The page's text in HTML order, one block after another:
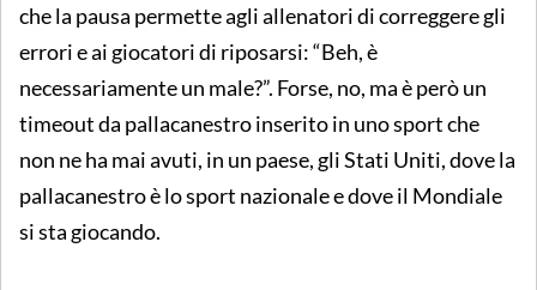
che la pausa permette agli allenatori di correggere gli
errori e ai giocatori di riposarsi: “Beh, è
necessariamente un male?”. Forse, no, ma è però un
timeout da pallacanestro inserito in uno sport che
non ne ha mai avuti, in un paese, gli Stati Uniti, dove la
pallacanestro è lo sport nazionale e dove il Mondiale
si sta giocando.